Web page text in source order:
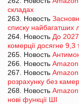
складах
263. Новость
списку найбагатших
264. Новость До
комерції досягне 9,3
265. Новость
266. Новость
267. Новость Amazon
розрахунку без
268. Новость
нові функції ШІ